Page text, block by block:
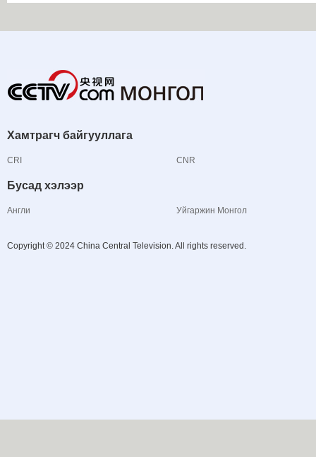
Хамтрагч байгууллага
CRI CNR
Бусад хэлээр
Англи Уйгаржин Монгол
Copyright © 2024 China Central Television. All rights reserved.